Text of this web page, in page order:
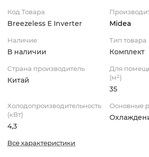
Код Товара
Breezeless E Inverter Midea
Наличие:
В наличии
Тип товара
Комплект
Страна производитель
Китай
Для
(м²)
35
Холодопроизводительность
(кВт)
4,3
Основные
Все характеристики